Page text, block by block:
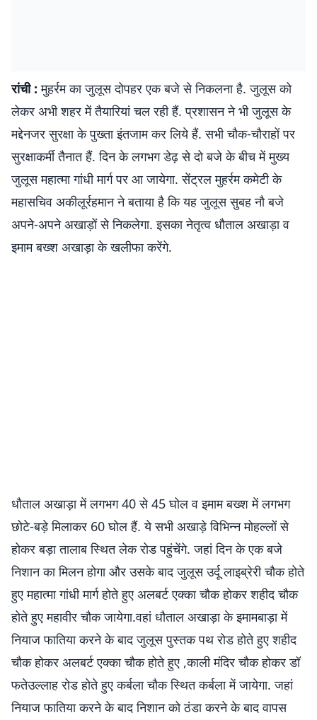
रांची :मुहर्रम का जुलूस दोपहर एक बजे से निकलना है. जुलूस को
लेकर अभी शहर में तैयारियां चल रही हैं. प्रशासन ने भी जुलूस के
मद्देनजर सुरक्षा के पुख्ता इंतजाम कर लिये हैं. सभी चौक-चौराहों पर
सुरक्षाकर्मी तैनात हैं. दिन के लगभग डेढ़ से दो बजे के बीच में मुख्य
जुलूस महात्मा गांधी मार्ग पर आ जायेगा. सेंट्रल मुहर्रम कमेटी के
महासचिव अकीलूर्रहमान ने बताया है कि यह जुलूस सुबह नौ बजे
अपने-अपने अखाड़ों से निकलेगा. इसका नेतृत्व धौताल अखाड़ा व
इमाम बख्श अखाड़ा के खलीफा करेंगे.
धौताल अखाड़ा में लगभग 40 से 45 घोल व इमाम बख्श में लगभग
छोटे-बड़े मिलाकर 60 घोल हैं. ये सभी अखाड़े विभिन्न मोहल्लों से
होकर बड़ा तालाब स्थित लेक रोड पहुंचेंगे. जहां दिन के एक बजे
निशान का मिलन होगा और उसके बाद जुलूस उर्दू लाइब्रेरी चौक होते
हुए महात्मा गांधी मार्ग होते हुए अलबर्ट एक्का चौक होकर शहीद चौक
होते हुए महावीर चौक जायेगा.वहां धौताल अखाड़ा के इमामबाड़ा में
नियाज फातिया करने के बाद जुलूस पुस्तक पथ रोड होते हुए शहीद
चौक होकर अलबर्ट एक्का चौक होते हुए ,काली मंदिर चौक होकर डॉ
फतेउल्लाह रोड होते हुए कर्बला चौक स्थित कर्बला में जायेगा. जहां
नियाज फातिया करने के बाद निशान को ठंडा करने के बाद वापस